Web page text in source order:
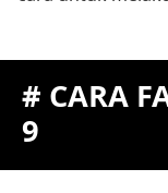
# CARA
9